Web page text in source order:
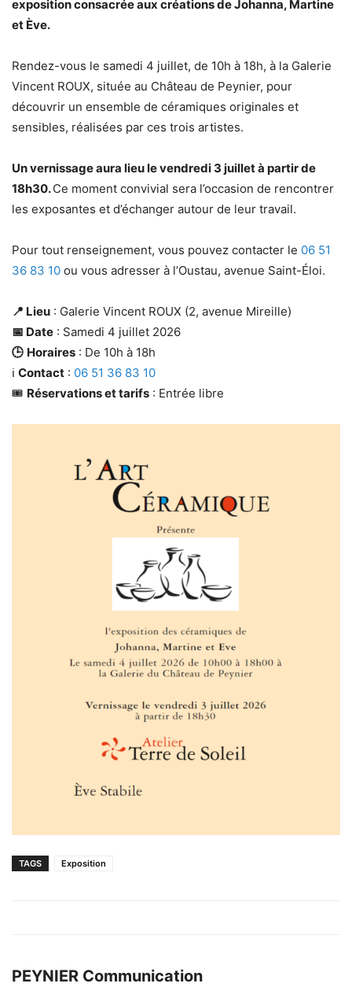
exposition consacrée aux créations de Johanna, Martine
et Ève.
Rendez-vous le samedi 4 juillet, de 10h à 18h, à la Galerie
Vincent ROUX, située au Château de Peynier, pour
découvrir un ensemble de céramiques originales et
sensibles, réalisées par ces trois artistes.
Un vernissage aura lieu le vendredi 3 juillet à partir de
18h30.Ce moment convivial sera l’occasion de rencontrer
les exposantes et d’échanger autour de leur travail.
Pour tout renseignement, vous pouvez contacter le 06 51
36 83 10 ou vous adresser à l’Oustau, avenue Saint-Éloi.
📍 Lieu : Galerie Vincent ROUX (2, avenue Mireille)
📅 Date : Samedi 4 juillet 2026
🕒 Horaires : De 10h à 18h
ℹ️ Contact : 06 51 36 83 10
🎟️ Réservations et tarifs : Entrée libre
TAGS Exposition
PEYNIER Communication